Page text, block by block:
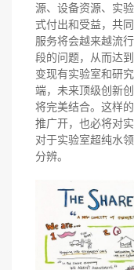
源、设备资源、实
式付出和受益，共
服务将会越来越流
段的问题，从而达
变现有实验室和研
端，未来顶级创新
将完美结合。这样
推广开，也必将对
对于实验室超纯水
分辨。